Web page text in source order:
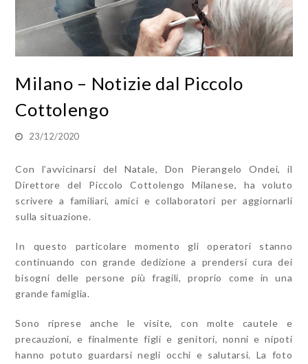
Milano – Notizie dal Piccolo
Cottolengo
23/12/2020
Con l’avvicinarsi del Natale, Don Pierangelo Ondei, il
Direttore del Piccolo Cottolengo Milanese, ha voluto
scrivere a familiari, amici e collaboratori per aggiornarli
sulla situazione.
In questo particolare momento gli operatori stanno
continuando con grande dedizione a prendersi cura dei
bisogni delle persone più fragili, proprio come in una
grande famiglia.
Sono riprese anche le visite, con molte cautele e
precauzioni, e finalmente figli e genitori, nonni e nipoti
hanno potuto guardarsi negli occhi e salutarsi. La foto